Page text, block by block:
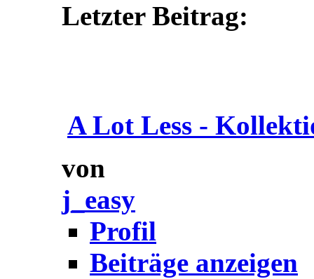
Letzter Beitrag:
A Lot Less -
von
j_easy
Profil
Beiträge anzeigen